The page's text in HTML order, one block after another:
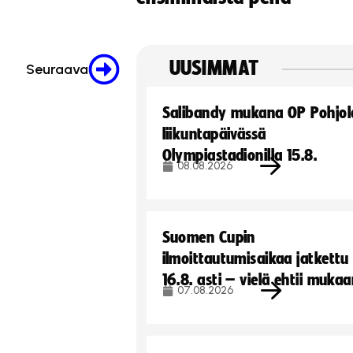
Seuraava UUSIMMAT
Salibandy mukana OP
liikuntapäivässä
Olympiastadionilla 15.8.
08.08.2026
Suomen Cupin
ilmoittautumisaikaa jatkettu
16.8. asti – vielä ehtii
07.08.2026